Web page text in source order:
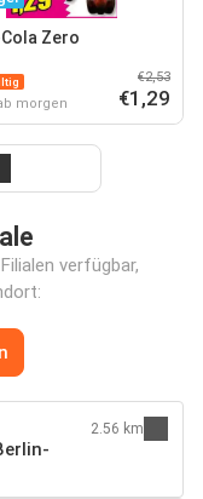
Zero
morgen
€2,53
€1,29
verfügbar,
2.56 km